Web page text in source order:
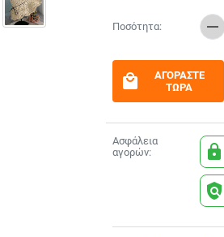
Ποσότητα: remove
local_mall
ΑΓΟΡΆΣΤΕ
ΤΏΡΑ
Ασφάλεια
αγορών:
lock
policy